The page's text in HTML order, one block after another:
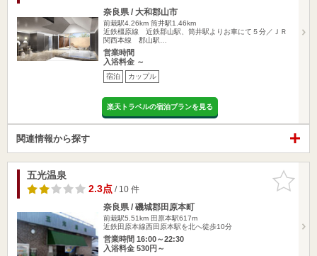
奈良県 / 大和郡山市
前栽駅4.26km 筒井駅1.46km
近鉄橿原線 近鉄郡山駅、筒井駅よりお車にて５分／ＪＲ
関西本線 郡山駅…
営業時間
入浴料金 ～
宿泊 カップル
楽天トラベルの宿泊プランを見る
関連情報から探す
お気に入
りに追加
五光温泉
2.3点/ 10 件
奈良県 / 磯城郡田原本町
前栽駅5.51km 田原本駅617m
近鉄田原本線西田原本駅を北へ徒歩10分
営業時間 16:00～22:30
入浴料金 530円～